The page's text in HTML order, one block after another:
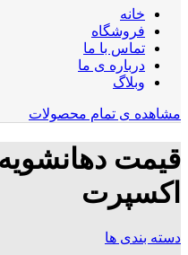
خانه
فروشگاه
تماس با ما
درباره ی ما
وبلاگ
مشاهده ی تمام محصولات
قیمت
اکسپرت
دسته بندی ها